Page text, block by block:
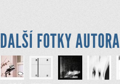
DALŠÍ FOTKY AUTORA